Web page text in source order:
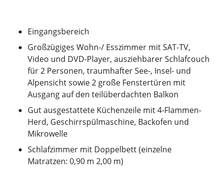
Eingangsbereich
Großzügiges Wohn-/ Esszimmer mit SAT-TV,
Video und DVD-Player, ausziehbarer Schlafcouch
für 2 Personen, traumhafter See-, Insel- und
Alpensicht sowie 2 große Fenstertüren mit
Ausgang auf den teilüberdachten Balkon
Gut ausgestattete Küchenzeile mit 4-Flammen-
Herd, Geschirrspülmaschine, Backofen und
Mikrowelle
Schlafzimmer mit Doppelbett (einzelne
Matratzen: 0,90 m 2,00 m)